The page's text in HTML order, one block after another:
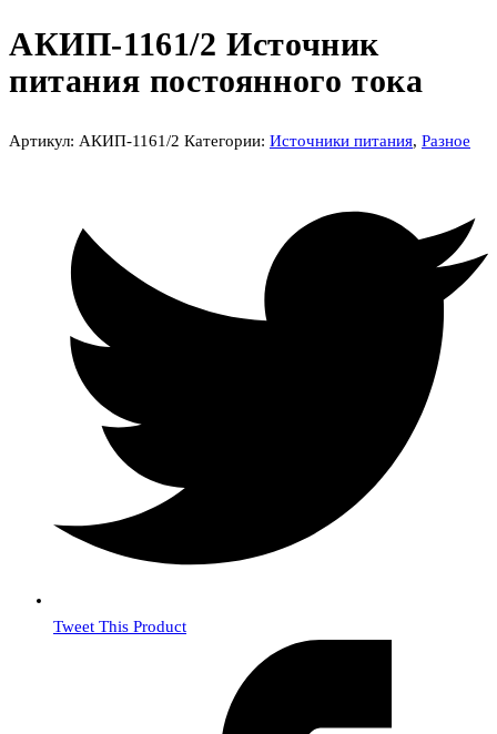
АКИП-1161/2 Источник
питания постоянного тока
Артикул: АКИП-1161/2 Категории: Источники питания, Разное
Tweet This Product